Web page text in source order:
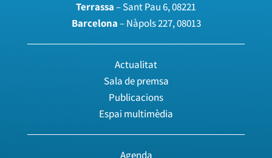
Terrassa– Sant Pau 6, 08221
Barcelona– Nàpols 227, 08013
Actualitat
Sala de premsa
Publicacions
Espai multimèdia
Agenda